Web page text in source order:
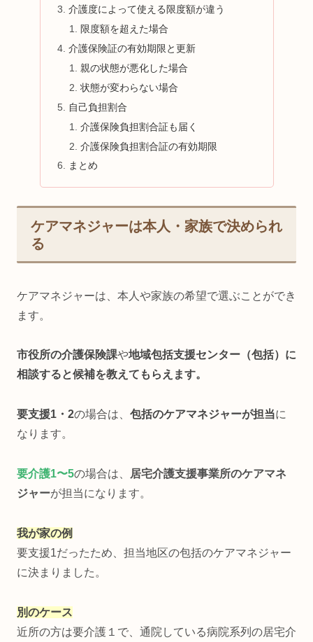
介護度によって使える限度額が違う
限度額を超えた場合
介護保険証の有効期限と更新
親の状態が悪化した場合
状態が変わらない場合
自己負担割合
介護保険負担割合証も届く
介護保険負担割合証の有効期限
まとめ
ケアマネジャーは本人・家族で決められ
る
ケアマネジャーは、本人や家族の希望で選ぶことができ
ます。
市役所の介護保険課や地域包括支援センター（包括）に
相談すると候補を教えてもらえます。
要支援1・2の場合は、 包括のケアマネジャーが担当に
なります。
要介護1〜5の場合は、
居宅介護支援事業所のケアマネ
ジャーが担当になります。
我が家の例
要支援1だったため、担当地区の包括のケアマネジャー
に決まりました。
別のケース
近所の方は要介護１で、通院している病院系列の居宅介